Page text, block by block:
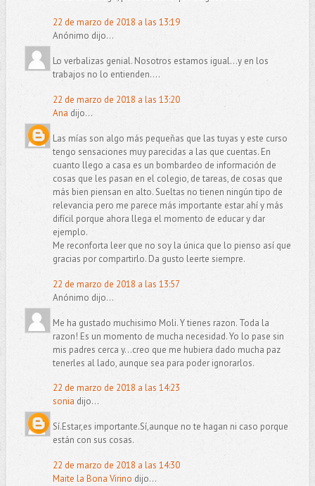
22 de marzo de 2018 a las 13:19
Anónimo dijo...
Lo verbalizas genial. Nosotros estamos igual...y en los
trabajos no lo entienden....
22 de marzo de 2018 a las 13:20
Ana dijo...
Las mías son algo más pequeñas que las tuyas y este curso
tengo sensaciones muy parecidas a las que cuentas. En
cuanto llego a casa es un bombardeo de información de
cosas que les pasan en el colegio, de tareas, de cosas que
más bien piensan en alto. Sueltas no tienen ningún tipo de
relevancia pero me parece más importante estar ahí y más
difícil porque ahora llega el momento de educar y dar
ejemplo.
Me reconforta leer que no soy la única que lo pienso así que
gracias por compartirlo. Da gusto leerte siempre.
22 de marzo de 2018 a las 13:57
Anónimo dijo...
Me ha gustado muchisimo Moli. Y tienes razon. Toda la
razon! Es un momento de mucha necesidad. Yo lo pase sin
mis padres cerca y...creo que me hubiera dado mucha paz
tenerles al lado, aunque sea para poder ignorarlos.
22 de marzo de 2018 a las 14:23
sonia dijo...
Sí.Estar,es importante.Sí,aunque no te hagan ni caso porque
están con sus cosas.
22 de marzo de 2018 a las 14:30
Maite la Bona Virino dijo...